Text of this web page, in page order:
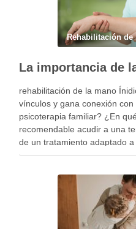
Rehabilitación de
rehabilitación de la mano
vínculos y gana conexión
psicoterapia familiar? ¿En
recomendable acudir a una
de un tratamiento adaptado
miembro superior es